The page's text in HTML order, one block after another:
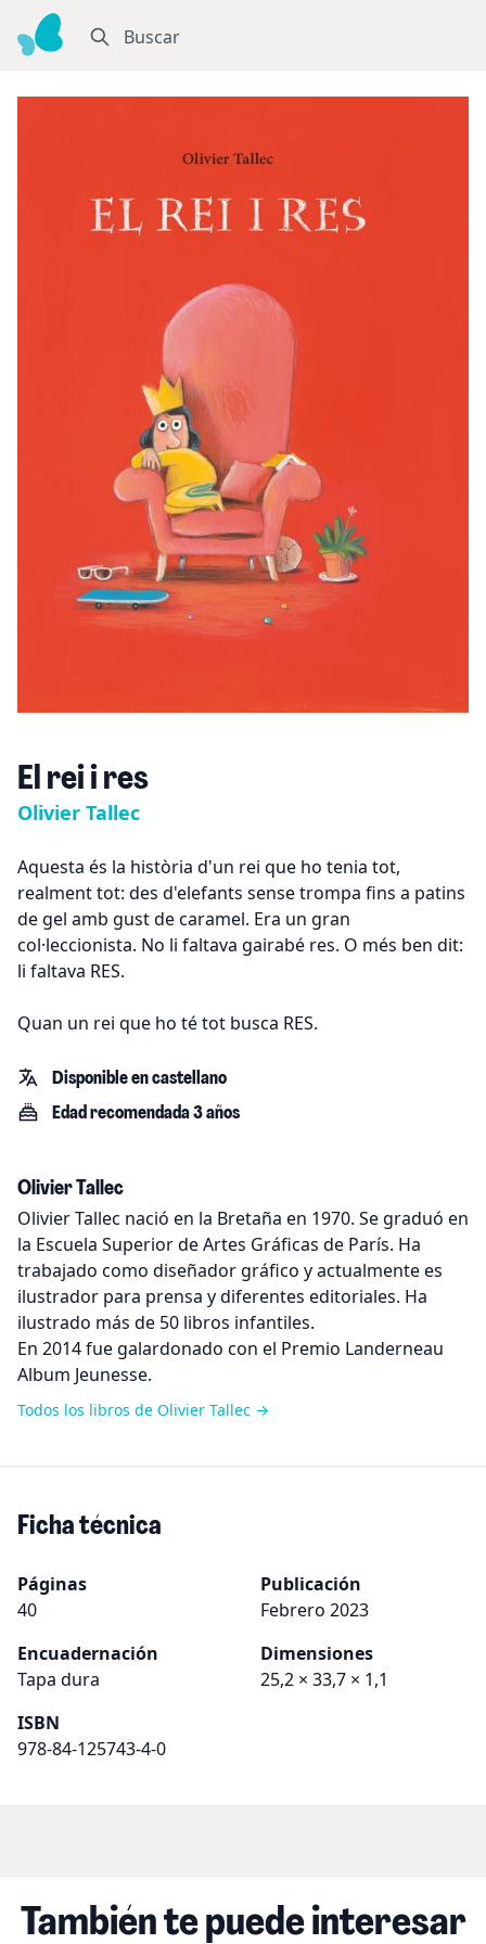
Buscar
El rei i res
Olivier Tallec
Aquesta és la història d'un rei que ho tenia tot,
realment tot: des d'elefants sense trompa fins a patins
de gel amb gust de caramel. Era un gran
col·leccionista. No li faltava gairabé res. O més ben dit:
li faltava RES.
Quan un rei que ho té tot busca RES.
Disponible en castellano
Edad recomendada 3 años
Olivier Tallec
Olivier Tallec nació en la Bretaña en 1970. Se graduó en
la Escuela Superior de Artes Gráficas de París. Ha
trabajado como diseñador gráfico y actualmente es
ilustrador para prensa y diferentes editoriales. Ha
ilustrado más de 50 libros infantiles.
En 2014 fue galardonado con el Premio Landerneau
Album Jeunesse.
Todos los libros de Olivier Tallec →
Ficha técnica
Páginas
40
Publicación
Febrero 2023
Encuadernación
Tapa dura
Dimensiones
25,2 × 33,7 × 1,1
ISBN
978-84-125743-4-0
También te puede interesar